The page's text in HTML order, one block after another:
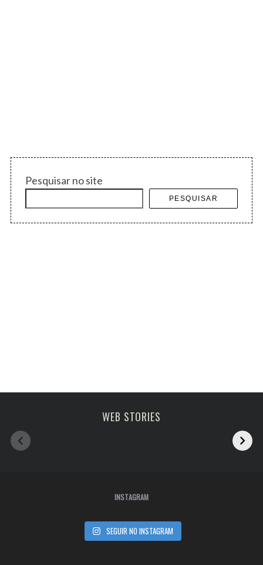
Pesquisar no site
PESQUISAR
WEB STORIES
Melhoras atrações
de Paris
viagem em fevereiro
INSTAGRAM
SEGUIR NO INSTAGRAM